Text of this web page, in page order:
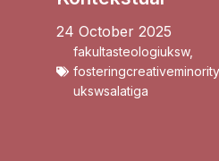
24 October 2025
fakultasteologiuksw,
fosteringcreativeminority,
ukswsalatiga